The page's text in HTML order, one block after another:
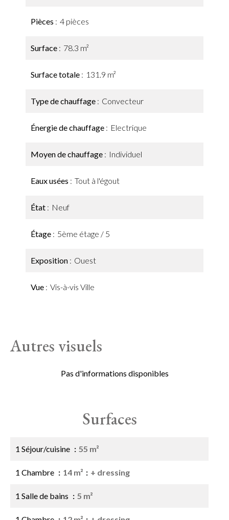
Pièces 4 pièces
Surface 78.3 m²
Surface totale 131.9 m²
Type de chauffage Convecteur
Énergie de chauffage Electrique
Moyen de chauffage Individuel
Eaux usées Tout à l'égout
État Neuf
Étage 5ème étage / 5
Exposition Ouest
Vue Vis-à-vis Ville
Autres visuels
Pas d'informations disponibles
Surfaces
1 Séjour/cuisine 55 m²
1 Chambre 14 m² + dressing
1 Salle de bains 5 m²